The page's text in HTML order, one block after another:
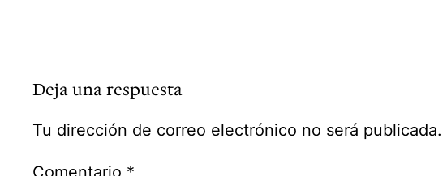
Deja una respuesta
Tu dirección de correo electrónico no será publicada.